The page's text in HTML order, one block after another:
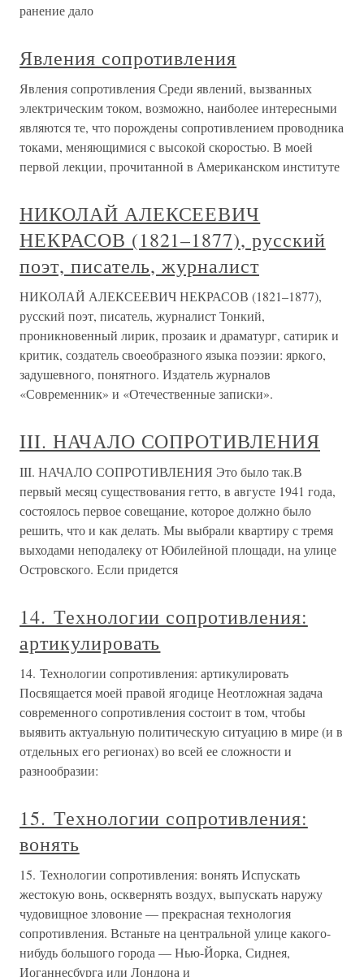
ранение дало
Явления сопротивления
Явления сопротивления Среди явлений, вызванных
электрическим током, возможно, наиболее интересными
являются те, что порождены сопротивлением проводника
токами, меняющимися с высокой скоростью. В моей
первой лекции, прочитанной в Американском институте
НИКОЛАЙ АЛЕКСЕЕВИЧ
НЕКРАСОВ (1821–1877), русский
поэт, писатель, журналист
НИКОЛАЙ АЛЕКСЕЕВИЧ НЕКРАСОВ (1821–1877),
русский поэт, писатель, журналист Тонкий,
проникновенный лирик, прозаик и драматург, сатирик и
критик, создатель своеобразного языка поэзии: яркого,
задушевного, понятного. Издатель журналов
«Современник» и «Отечественные записки».
III. НАЧАЛО СОПРОТИВЛЕНИЯ
III. НАЧАЛО СОПРОТИВЛЕНИЯ Это было так.В
первый месяц существования гетто, в августе 1941 года,
состоялось первое совещание, которое должно было
решить, что и как делать. Мы выбрали квартиру с тремя
выходами неподалеку от Юбилейной площади, на улице
Островского. Если придется
14. Технологии сопротивления:
артикулировать
14. Технологии сопротивления: артикулировать
Посвящается моей правой ягодице Неотложная задача
современного сопротивления состоит в том, чтобы
выявить актуальную политическую ситуацию в мире (и в
отдельных его регионах) во всей ее сложности и
разнообразии:
15. Технологии сопротивления:
вонять
15. Технологии сопротивления: вонять Испускать
жестокую вонь, осквернять воздух, выпускать наружу
чудовищное зловоние — прекрасная технология
сопротивления. Встаньте на центральной улице какого-
нибудь большого города — Нью-Йорка, Сиднея,
Иоганнесбурга или Лондона и